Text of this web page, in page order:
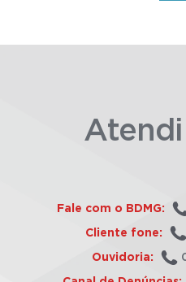
Fale com o BDMG:
Cliente fone:
Ouvidoria: